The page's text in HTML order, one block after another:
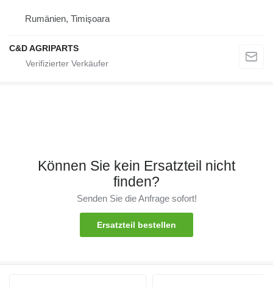
Rumänien, Timişoara
C&D AGRIPARTS
Können Sie kein Ersatzteil nicht
finden?
Senden Sie die Anfrage sofort!
Ersatzteil bestellen